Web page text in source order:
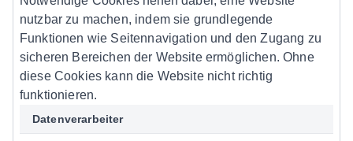
nutzbar zu machen, indem sie grundlegende
Funktionen wie Seitennavigation und den Zugang zu
sicheren Bereichen der Website ermöglichen. Ohne
diese Cookies kann die Website nicht richtig
funktionieren.
Datenverarbeiter